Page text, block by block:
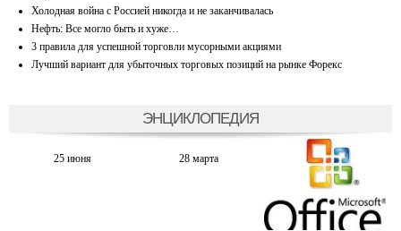
Холодная война с Россией никогда и не заканчивалась
Нефть: Все могло быть и хуже…
3 правила для успешной торговли мусорными акциями
Лучший вариант для убыточных торговых позиций на рынке Форекс
ЭНЦИКЛОПЕДИЯ
25 июня 28 марта